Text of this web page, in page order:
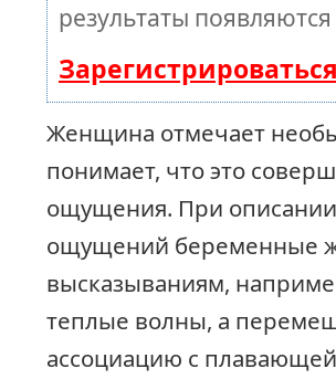
результаты
Женщина отмечает
понимает, что это
ощущения. При
ощущений беременные
высказываниям,
теплые волны, а
ассоциацию с